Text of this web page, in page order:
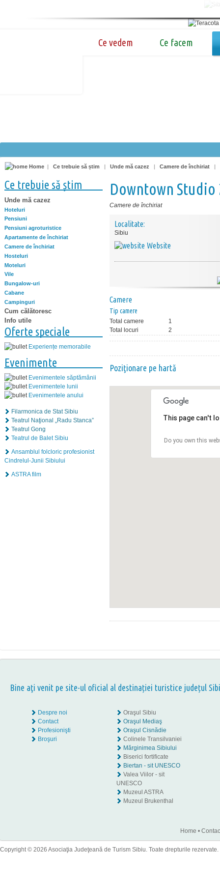
Ce vedem Ce facem
Home | Ce trebuie să știm | Unde mă cazez | Camere de închiriat |
Ce trebuie să știm
Unde mă cazez
Hoteluri
Pensiuni
Pensiuni agroturistice
Apartamente de închiriat
Camere de închiriat
Hosteluri
Moteluri
Vile
Bungalow-uri
Cabane
Campinguri
Cum călătoresc
Info utile
Oferte speciale
Experiențe memorabile
Evenimente
Evenimentele săptămânii
Evenimentele lunii
Evenimentele anului
Filarmonica de Stat Sibiu
Teatrul Naţional „Radu Stanca”
Teatrul Gong
Teatrul de Balet Sibiu
Ansamblul folcloric profesionist
Cindrelul-Junii Sibiului
ASTRA film
Downtown Studio
Camere de închiriat
Localitate:
Sibiu
Website
Camere
Tip camere
Total camere
1
Total locuri
2
Poziţionare pe hartă
This page can't
Do you own this
Bine aţi venit pe site-ul oficial al destinației turistice județul
Despre noi
Contact
Profesionişti
Broşuri
Oraşul Sibiu
Oraşul Mediaş
Oraşul Cisnădie
Colinele Transilvaniei
Mărginimea Sibiului
Biserici fortificate
Biertan - sit UNESCO
Valea Viilor - sit
UNESCO
Muzeul ASTRA
Muzeul Brukenthal
Home •
Copyright © 2026 Asociaţia Judeţeană de Turism Sibiu. Toate drepturile rezervate.